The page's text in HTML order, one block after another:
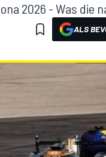
2026 - Was die
ALS